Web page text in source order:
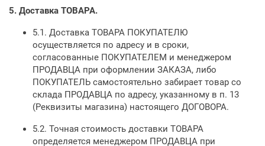
5. Доставка ТОВАРА.
5.1. Доставка ТОВАРА ПОКУПАТЕЛЮ
осуществляется по адресу и в сроки,
согласованные ПОКУПАТЕЛЕМ и менеджером
ПРОДАВЦА при оформлении ЗАКАЗА, либо
ПОКУПАТЕЛЬ самостоятельно забирает товар со
склада ПРОДАВЦА по адресу, указанному в п. 13
(Реквизиты магазина) настоящего ДОГОВОРА.
5.2. Точная стоимость доставки ТОВАРА
определяется менеджером ПРОДАВЦА при